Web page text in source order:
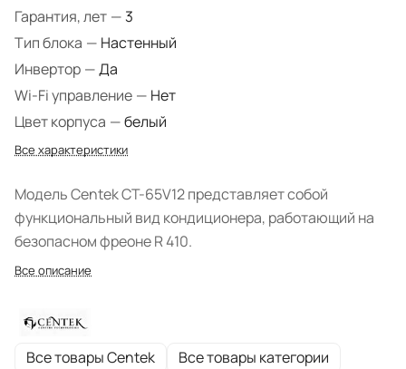
Гарантия, лет — 3
Тип блока — Настенный
Инвертор —Да
Wi-Fi управление — Нет
Цвет корпуса —белый
Все характеристики
Модель Centek CT-65V12 представляет собой
функциональный вид кондиционера, работающий на
безопасном фреоне R 410.
Все описание
Все товары Centek Все товары категории